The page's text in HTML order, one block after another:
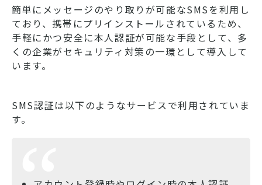
簡単にメッセージのやり取りが可能なSMSを利用し
ており、携帯にプリインストールされているため、
手軽にかつ安全に本人認証が可能な手段として、多
くの企業がセキュリティ対策の一環として導入して
います。
SMS認証は以下のようなサービスで利用されていま
す。